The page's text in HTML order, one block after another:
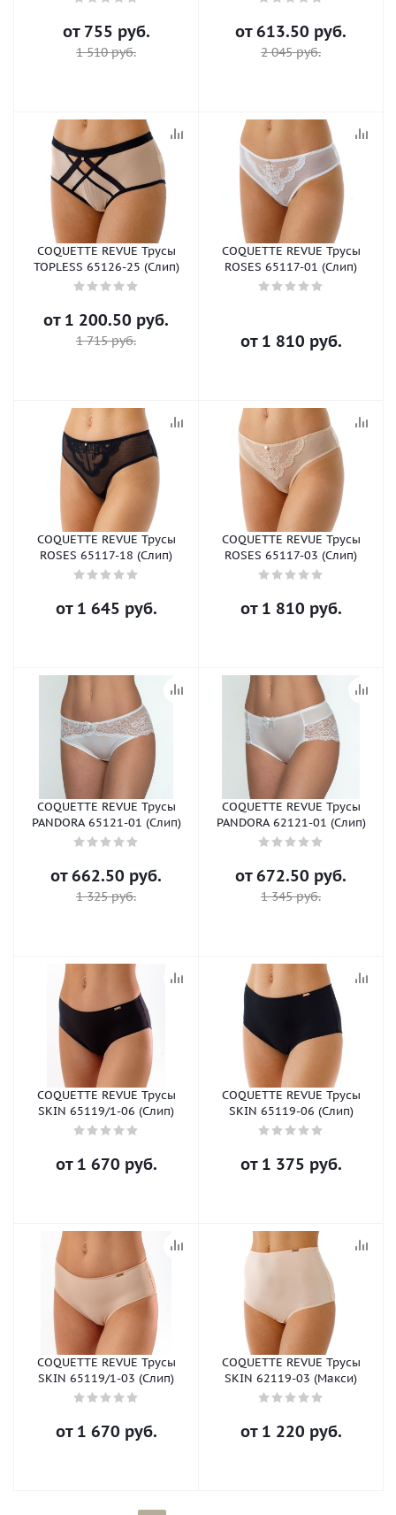
от 755 руб.
1 510 руб.
от613.50 руб.
2 045 руб.
COQUETTE REVUE Трусы
TOPLESS 65126-25 (Слип)
от 1 200.50 руб.
1 715 руб.
COQUETTE REVUE Трусы
ROSES 65117-01 (Слип)
от 1 810 руб.
COQUETTE REVUE Трусы
ROSES 65117-18 (Слип)
от 1 645 руб.
COQUETTE REVUE Трусы
ROSES 65117-03 (Слип)
от 1 810 руб.
COQUETTE REVUE Трусы
PANDORA 65121-01 (Слип)
от662.50 руб.
1 325 руб.
COQUETTE REVUE Трусы
PANDORA 62121-01 (Слип)
от672.50 руб.
1 345 руб.
COQUETTE REVUE Трусы
SKIN 65119/1-06 (Слип)
от 1 670 руб.
COQUETTE REVUE Трусы
SKIN 65119-06 (Слип)
от 1 375 руб.
COQUETTE REVUE Трусы
SKIN 65119/1-03 (Слип)
от 1 670 руб.
COQUETTE REVUE Трусы
SKIN 62119-03 (Макси)
от 1 220 руб.